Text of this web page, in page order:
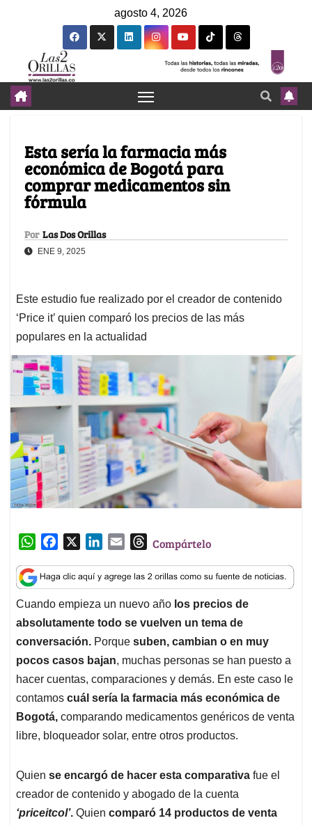
agosto 4, 2026
Esta sería la farmacia más
económica de Bogotá para
comprar medicamentos sin
fórmula
Por Las Dos Orillas
ENE 9, 2025
Este estudio fue realizado por el creador de contenido
‘Price it’ quien comparó los precios de las más
populares en la actualidad
W
a
t
s
A
p
p
c
e
b
o
o
k
n
k
e
d
I
n
a
i
l
T
r
e
a
d
s
Compártelo
Cuando empieza un nuevo año los precios de
absolutamente todo se vuelven un tema de
conversación. Porque suben, cambian o en muy
pocos casos bajan, muchas personas se han puesto a
hacer cuentas, comparaciones y demás. En este caso le
contamos cuál sería la farmacia más económica de
Bogotá, comparando medicamentos genéricos de venta
libre, bloqueador solar, entre otros productos.
Quien se encargó de hacer esta comparativa fue el
creador de contenido y abogado de la cuenta
‘priceitcol’. Quien comparó 14 productos de venta